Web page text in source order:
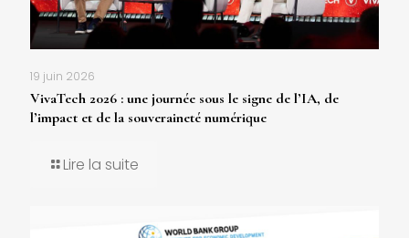
19 juin 2026
VivaTech 2026 : une journée sous le signe de l’IA, de
l’impact et de la souveraineté numérique
Lire la suite